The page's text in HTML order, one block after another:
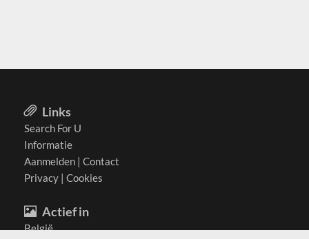
Links
Search For U
Informatie
Aanmelden | Contact
Privacy | Cookies
Actief in
België